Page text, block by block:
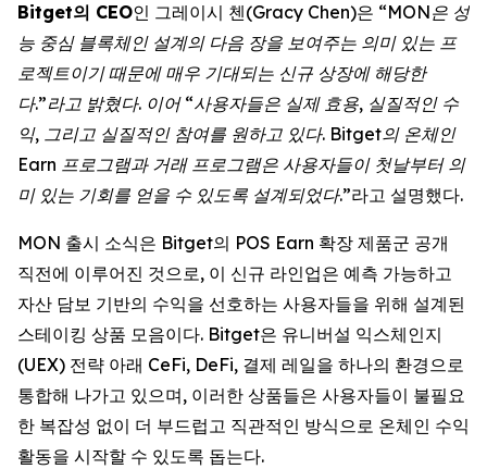
Bitget의 CEO인 그레이시 첸(Gracy Chen)은 “MON은 성
능 중심 블록체인 설계의 다음 장을 보여주는 의미 있는 프
로젝트이기 때문에 매우 기대되는 신규 상장에 해당한
다.”라고 밝혔다. 이어 “사용자들은 실제 효용, 실질적인 수
익, 그리고 실질적인 참여를 원하고 있다. Bitget의 온체인
Earn 프로그램과 거래 프로그램은 사용자들이 첫날부터 의
미 있는 기회를 얻을 수 있도록 설계되었다.”라고 설명했다.
MON 출시 소식은 Bitget의 POS Earn 확장 제품군 공개
직전에 이루어진 것으로, 이 신규 라인업은 예측 가능하고
자산 담보 기반의 수익을 선호하는 사용자들을 위해 설계된
스테이킹 상품 모음이다. Bitget은 유니버설 익스체인지
(UEX) 전략 아래 CeFi, DeFi, 결제 레일을 하나의 환경으로
통합해 나가고 있으며, 이러한 상품들은 사용자들이 불필요
한 복잡성 없이 더 부드럽고 직관적인 방식으로 온체인 수익
활동을 시작할 수 있도록 돕는다.